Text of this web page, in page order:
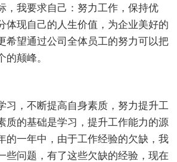
，我要求自己：努力工作，保持优
体现自己的人生价值，为企业美好的
希望通过公司全体员工的努力可以把
颠峰。
习，不断提高自身素质，努力提升工
质的基础是学习，提升工作能力的源
的一年中，由于工作经验的欠缺，我
些问题，有了这些欠缺的经验，现在